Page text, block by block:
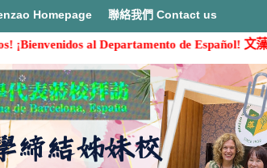
Homepage 聯絡我們 Contact us
al Departamento de Español!文藻西文系歡迎您